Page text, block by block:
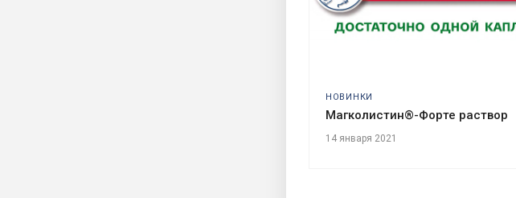
НОВИНКИ
Магколистин®-Форте раствор
14 января 2021